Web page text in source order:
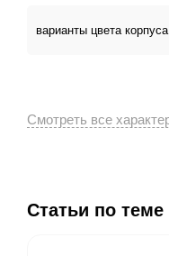
варианты цвета корпуса
Статьи по теме